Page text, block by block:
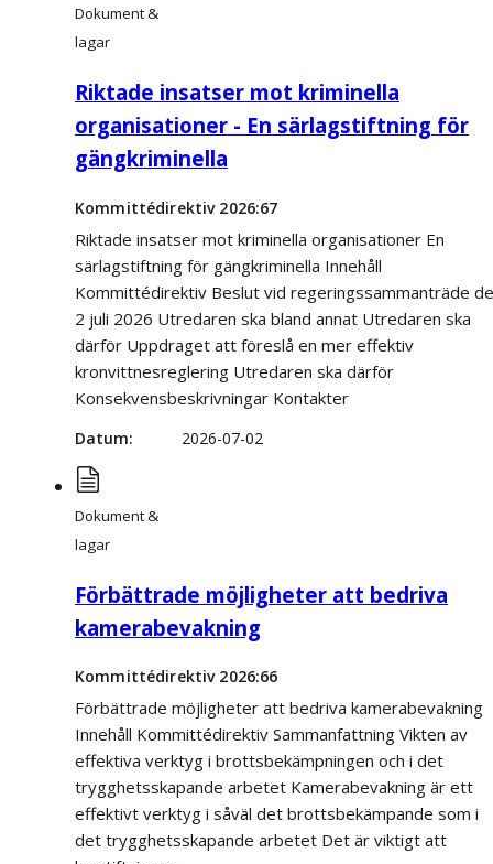
Dokument &
lagar
Riktade insatser mot kriminella
organisationer - En särlagstiftning för
gängkriminella
Kommittédirektiv 2026:67
Riktade insatser mot kriminella organisationer En
särlagstiftning för gängkriminella Innehåll
Kommittédirektiv Beslut vid regeringssammanträde
2 juli 2026 Utredaren ska bland annat Utredaren ska
därför Uppdraget att föreslå en mer effektiv
kronvittnesreglering Utredaren ska därför
Konsekvensbeskrivningar Kontakter
Datum 2026-07-02
Dokument &
lagar
Förbättrade möjligheter att bedriva
kamerabevakning
Kommittédirektiv 2026:66
Förbättrade möjligheter att bedriva kamerabevakning
Innehåll Kommittédirektiv Sammanfattning Vikten av
effektiva verktyg i brottsbekämpningen och i det
trygghetsskapande arbetet Kamerabevakning är ett
effektivt verktyg i såväl det brottsbekämpande som i
det trygghetsskapande arbetet Det är viktigt att